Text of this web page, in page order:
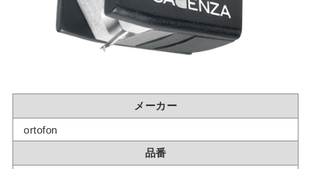
メーカー
ortofon
品番